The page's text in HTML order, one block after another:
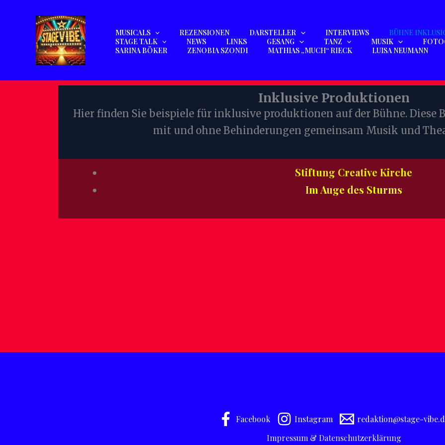
MUSICALS REZENSIONEN DARSTELLER INTERVIEWS
BÜHNE
STAGE TALK
NEWS LINKS GESANG TANZ MUSIK
SARINA BÖKER
ZENOBIA SZONDI MATHIAS „MUCH“ RIECK LUISA NEUMANN
Inklusive Produktionen
Hier finden Sie beispiele für inklusive produktionen auf der Bühne. Diese
mit und ohne Behinderungen gemeinsam Musik und
Stiftung Creative Kirche
Im Auge des Sturms
Facebook Instagram
redaktion@stage-
Impressum & Datenschutzerklärung